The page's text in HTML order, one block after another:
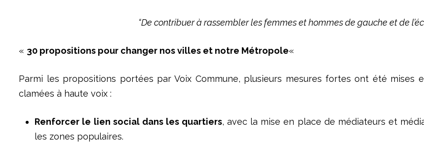
“De contribuer à rassembler les femmes et hommes de gauche et de
« 30 propositions pour changer nos villes et notre Métropole«
Parmi les propositions portées par Voix Commune, plusieurs mesures fortes ont été mises
clamées à haute voix :
Renforcer le lien social dans les quartiers, avec la mise en place de médiateurs et
les zones populaires.